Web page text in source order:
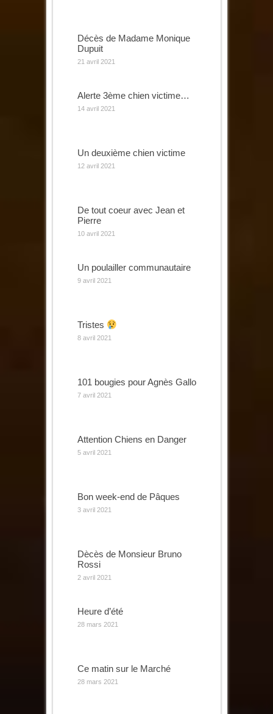
Décès de Madame Monique
Dupuit
21 avril 2021
Alerte 3ème chien victime…
14 avril 2021
Un deuxième chien victime
12 avril 2021
De tout coeur avec Jean et
Pierre
10 avril 2021
Un poulailler communautaire
9 avril 2021
Tristes
8 avril 2021
101 bougies pour Agnès Gallo
7 avril 2021
Attention Chiens en Danger
5 avril 2021
Bon week-end de Pâques
3 avril 2021
Dècès de Monsieur Bruno
Rossi
2 avril 2021
Heure d’été
28 mars 2021
Ce matin sur le Marché
28 mars 2021